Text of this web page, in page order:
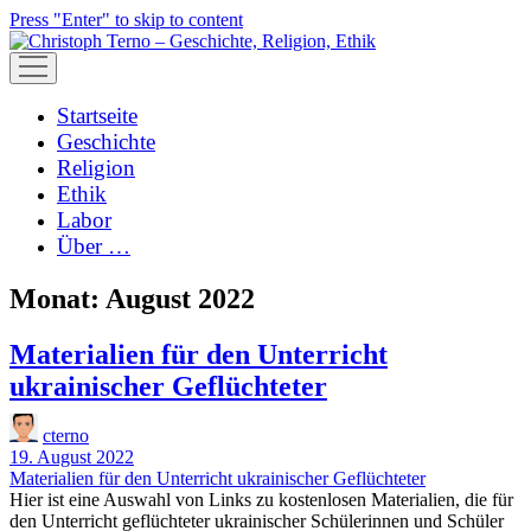
Press "Enter" to skip to content
open
menu
Startseite
Geschichte
Religion
Ethik
Labor
Über …
Monat: August 2022
Materialien für den Unterricht
ukrainischer Geflüchteter
cterno
19. August 2022
Materialien für den Unterricht ukrainischer Geflüchteter
Hier ist eine Auswahl von Links zu kostenlosen Materialien, die für
den Unterricht geflüchteter ukrainischer Schülerinnen und Schüler